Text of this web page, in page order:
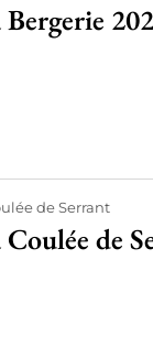
Bergerie
de Serrant
Coulée de